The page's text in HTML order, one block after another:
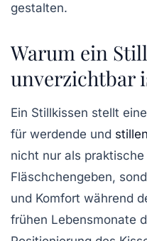
gestalten.
Warum ein
unverzichtbar
Ein Stillkissen stellt
für werdende und
nicht nur als
Fläschchengeben,
und Komfort während
frühen Lebensmonate